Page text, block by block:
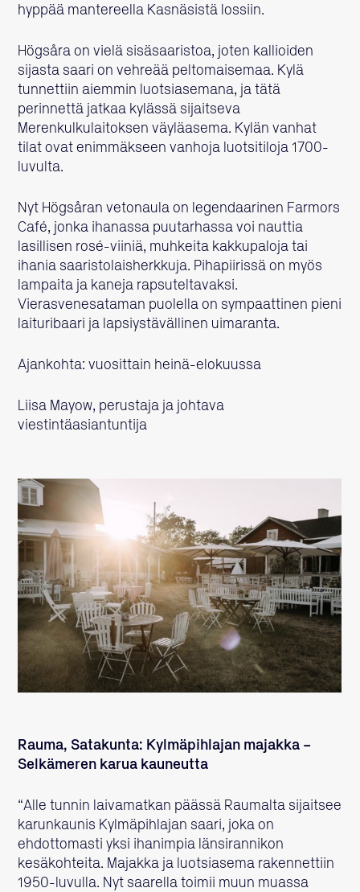
hyppää mantereella Kasnäsistä lossiin.
Högsåra on vielä sisäsaaristoa, joten kallioiden
sijasta saari on vehreää peltomaisemaa. Kylä
tunnettiin aiemmin luotsiasemana, ja tätä
perinnettä jatkaa kylässä sijaitseva
Merenkulkulaitoksen väyläasema. Kylän vanhat
tilat ovat enimmäkseen vanhoja luotsitiloja 1700-
luvulta.
Nyt Högsåran vetonaula on legendaarinen Farmors
Café, jonka ihanassa puutarhassa voi nauttia
lasillisen rosé-viiniä, muhkeita kakkupaloja tai
ihania saaristolaisherkkuja. Pihapiirissä on myös
lampaita ja kaneja rapsuteltavaksi.
Vierasvenesataman puolella on sympaattinen pieni
laituribaari ja lapsiystävällinen uimaranta.
Ajankohta: vuosittain heinä-elokuussa
Liisa Mayow, perustaja ja johtava
viestintäasiantuntija
Rauma, Satakunta: Kylmäpihlajan majakka –
Selkämeren karua kauneutta
“Alle tunnin laivamatkan päässä Raumalta sijaitsee
karunkaunis Kylmäpihlajan saari, joka on
ehdottomasti yksi ihanimpia länsirannikon
kesäkohteita. Majakka ja luotsiasema rakennettiin
1950-luvulla. Nyt saarella toimii muun muassa